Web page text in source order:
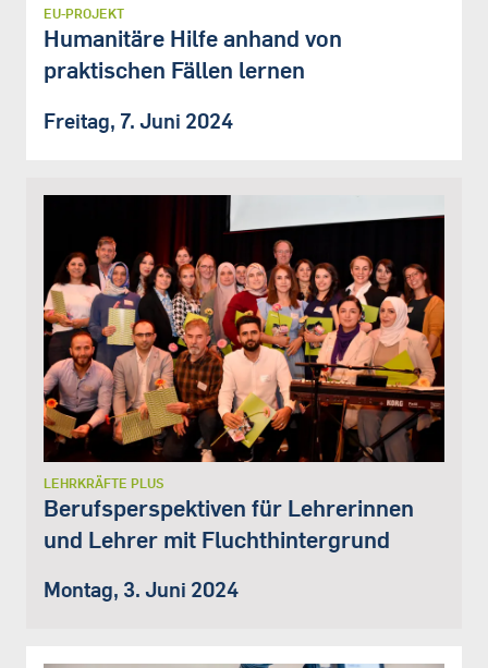
EU-PROJEKT
Humanitäre Hilfe anhand von
praktischen Fällen lernen
Freitag, 7. Juni 2024
LEHRKRÄFTE PLUS
Berufsperspektiven für Lehrerinnen
und Lehrer mit Fluchthintergrund
Montag, 3. Juni 2024